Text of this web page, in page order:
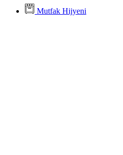
Mutfak Hijyeni